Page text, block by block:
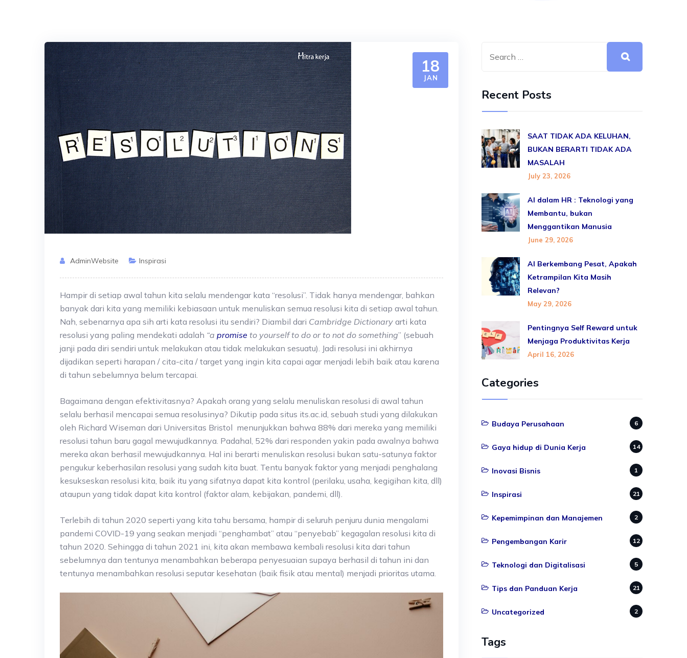
18
JAN
AdminWebsite Inspirasi
Hampir di setiap awal tahun kita selalu mendengar kata “resolusi”. Tidak hanya mendengar, bahkan
banyak dari kita yang memiliki kebiasaan untuk menuliskan semua resolusi kita di setiap awal tahun.
Nah, sebenarnya apa sih arti kata resolusi itu sendiri? Diambil dari Cambridge Dictionary arti kata
resolusi yang paling mendekati adalah “a promise to yourself to do or to not do something” (sebuah
janji pada diri sendiri untuk melakukan atau tidak melakukan sesuatu). Jadi resolusi ini akhirnya
dijadikan seperti harapan / cita-cita / target yang ingin kita capai agar menjadi lebih baik atau karena
di tahun sebelumnya belum tercapai.
Bagaimana dengan efektivitasnya? Apakah orang yang selalu menuliskan resolusi di awal tahun
selalu berhasil mencapai semua resolusinya? Dikutip pada situs its.ac.id, sebuah studi yang dilakukan
oleh Richard Wiseman dari Universitas Bristol menunjukkan bahwa 88% dari mereka yang memiliki
resolusi tahun baru gagal mewujudkannya. Padahal, 52% dari responden yakin pada awalnya bahwa
mereka akan berhasil mewujudkannya. Hal ini berarti menuliskan resolusi bukan satu-satunya faktor
pengukur keberhasilan resolusi yang sudah kita buat. Tentu banyak faktor yang menjadi penghalang
kesukseskan resolusi kita, baik itu yang sifatnya dapat kita kontrol (perilaku, usaha, kegigihan kita, dll)
ataupun yang tidak dapat kita kontrol (faktor alam, kebijakan, pandemi, dll).
Terlebih di tahun 2020 seperti yang kita tahu bersama, hampir di seluruh penjuru dunia mengalami
pandemi COVID-19 yang seakan menjadi “penghambat” atau “penyebab” kegagalan resolusi kita di
tahun 2020. Sehingga di tahun 2021 ini, kita akan membawa kembali resolusi kita dari tahun
sebelumnya dan tentunya menambahkan beberapa penyesuaian supaya berhasil di tahun ini dan
tentunya menambahkan resolusi seputar kesehatan (baik fisik atau mental) menjadi prioritas utama.
Recent Posts
SAAT TIDAK ADA KELUHAN,
BUKAN BERARTI TIDAK ADA
MASALAH
July 23, 2026
AI dalam HR : Teknologi yang
Membantu, bukan
Menggantikan Manusia
June 29, 2026
AI Berkembang Pesat, Apakah
Ketrampilan Kita Masih
Relevan?
May 29, 2026
Pentingnya Self Reward untuk
Menjaga Produktivitas Kerja
April 16, 2026
Categories
Budaya Perusahaan 6
Gaya hidup di Dunia Kerja 14
Inovasi Bisnis 1
Inspirasi 21
Kepemimpinan dan Manajemen 2
Pengembangan Karir 12
Teknologi dan Digitalisasi 5
Tips dan Panduan Kerja 21
Uncategorized 2
Tags